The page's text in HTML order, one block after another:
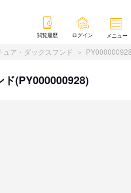
閲覧履歴 ログイン メニュー
ュア・ダックスフンド
ド(PY000000928)